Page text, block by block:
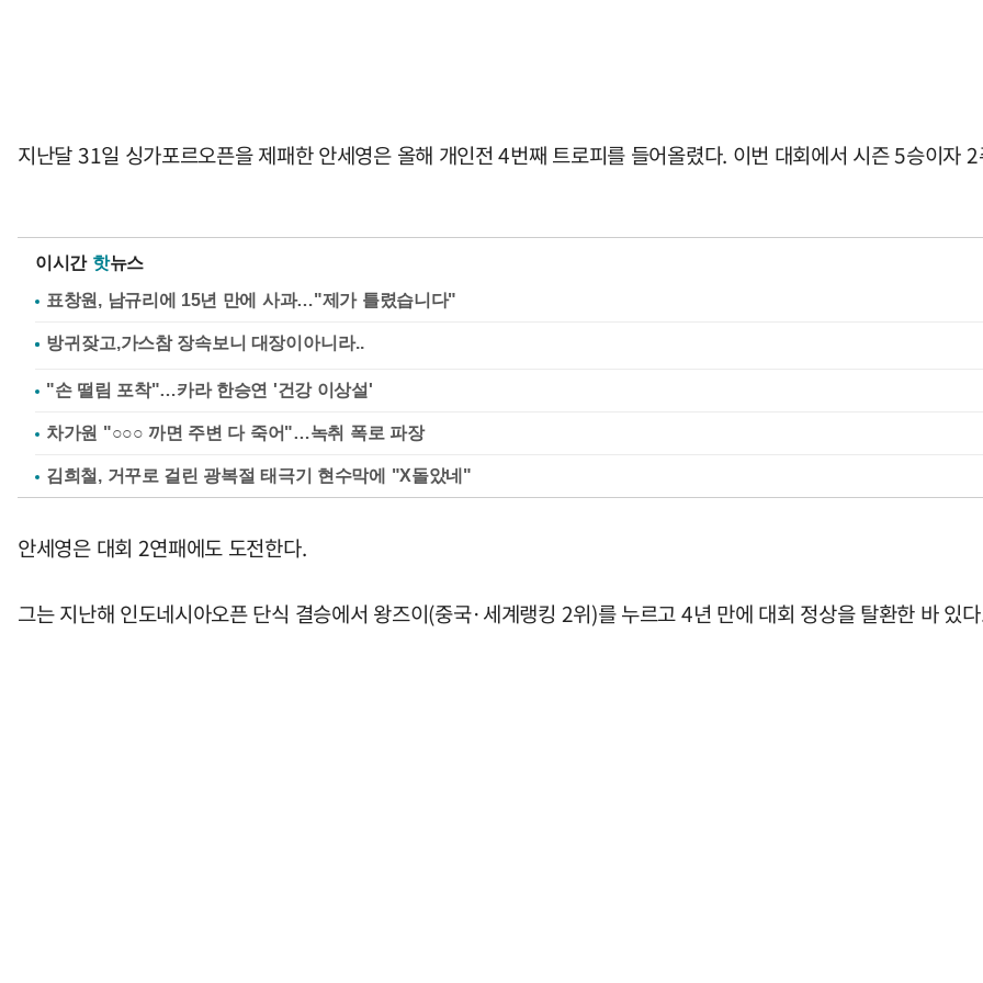
지난달 31일 싱가포르오픈을 제패한 안세영은 올해 개인전 4번째 트로피를 들어올렸다. 이번 대회에서 시즌 5승이자
이시간 핫뉴스
표창원, 남규리에 15년 만에 사과…"제가 틀렸습니다"
"손 떨림 포착"…카라 한승연 '건강 이상설'
차가원 "○○○ 까면 주변 다 죽어"…녹취 폭로 파장
김희철, 거꾸로 걸린 광복절 태극기 현수막에 "X돌았네"
안세영은 대회 2연패에도 도전한다.
그는 지난해 인도네시아오픈 단식 결승에서 왕즈이(중국·세계랭킹 2위)를 누르고 4년 만에 대회 정상을 탈환한 바 있